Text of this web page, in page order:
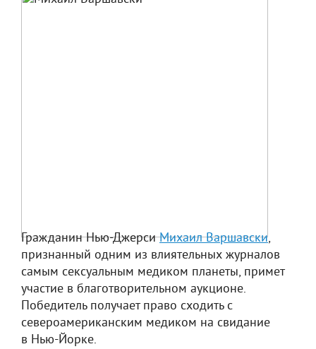
Гражданин Нью-ДжерсиМихаил Варшавски,
признанный одним из влиятельных журналов
самым сексуальным медиком планеты, примет
участие в благотворительном аукционе.
Победитель получает право сходить с
североамериканским медиком на свидание
в Нью-Йорке.